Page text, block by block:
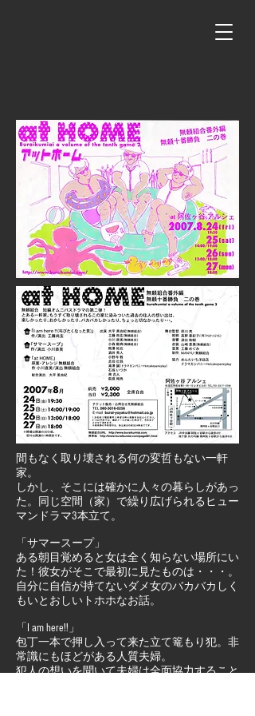
間もなく取り壊される何の変哲もない一軒
家。
しかし、そこには確かに人々の暮らしがあっ
た。同じ空間（家）で繰り広げられるヒュー
マンドラマ3本立て。
「サマースープ」
ある朝目覚めると女は全く知らない場所にい
た！彼女がそこで最初に見たものは・・・。
自分に自信が持てないダメ女のバカバカしく
もいとおしいトホホなお話。
「I am here!!」
包丁一本で押し入って来た立て篭もり犯。非
常識にもほどがある人質夫婦。
犯人の想いを聞いて夫婦は全面協力すること